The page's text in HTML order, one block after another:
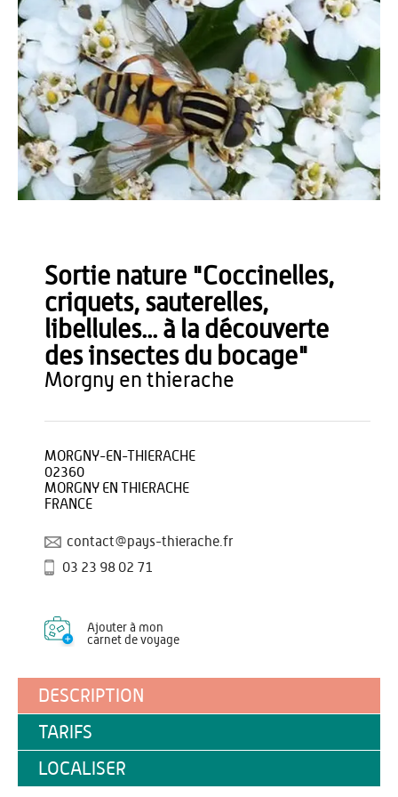
Sortie nature "Coccinelles,
criquets, sauterelles,
libellules... à la découverte
des insectes du bocage"
morgny en thierache
MORGNY-EN-THIERACHE
02360
MORGNY EN THIERACHE
FRANCE
contact@pays-thierache.fr
03 23 98 02 71
Ajouter à mon
carnet de voyage
DESCRIPTION
TARIFS
LOCALISER